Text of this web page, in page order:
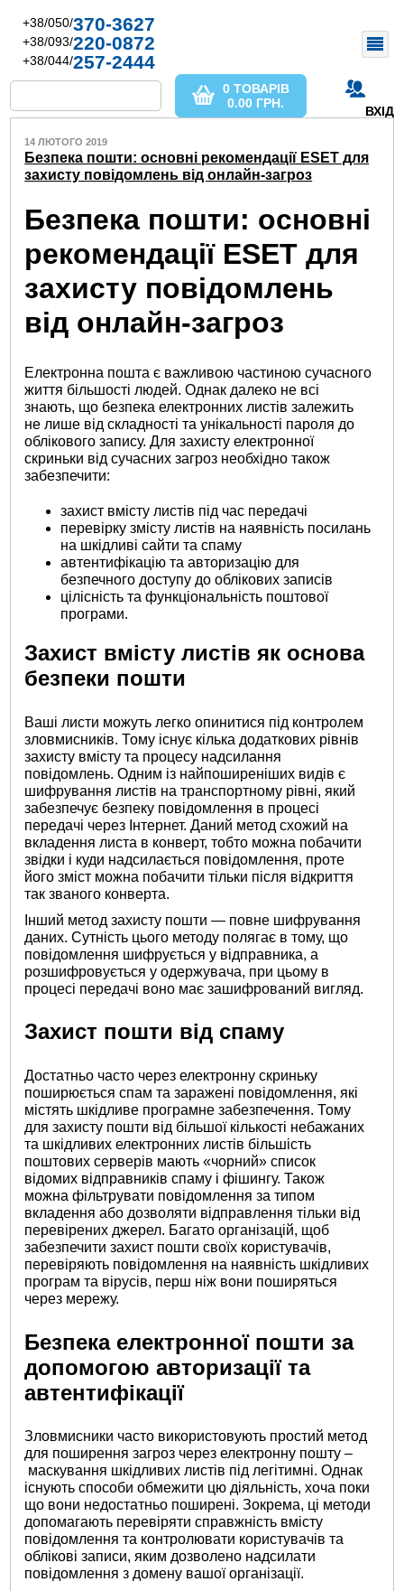
+38/050/370-3627
+38/093/220-0872
+38/044/257-2444
ВХІД
0 ТОВАРІВ
0.00 ГРН.
14 ЛЮТОГО 2019
Безпека пошти: основні рекомендації ESET для
захисту повідомлень від онлайн-загроз
Безпека пошти: основні
рекомендації ESET для
захисту повідомлень
від онлайн-загроз
Електронна пошта є важливою частиною сучасного
життя більшості людей. Однак далеко не всі
знають, що безпека електронних листів залежить
не лише від складності та унікальності пароля до
облікового запису. Для захисту електронної
скриньки від сучасних загроз необхідно також
забезпечити:
захист вмісту листів під час передачі
перевірку змісту листів на наявність посилань
на шкідливі сайти та спаму
автентифікацію та авторизацію для
безпечного доступу до облікових записів
цілісність та функціональність поштової
програми.
Захист вмісту листів як основа
безпеки пошти
Ваші листи можуть легко опинитися під контролем
зловмисників. Тому існує кілька додаткових рівнів
захисту вмісту та процесу надсилання
повідомлень. Одним із найпоширеніших видів є
шифрування листів на транспортному рівні, який
забезпечує безпеку повідомлення в процесі
передачі через Інтернет. Даний метод схожий на
вкладення листа в конверт, тобто можна побачити
звідки і куди надсилається повідомлення, проте
його зміст можна побачити тільки після відкриття
так званого конверта.
Інший метод захисту пошти — повне шифрування
даних. Сутність цього методу полягає в тому, що
повідомлення шифрується у відправника, а
розшифровується у одержувача, при цьому в
процесі передачі воно має зашифрований вигляд.
Захист пошти від спаму
Достатньо часто через електронну скриньку
поширюється спам та заражені повідомлення, які
містять шкідливе програмне забезпечення. Тому
для захисту пошти від більшої кількості небажаних
та шкідливих електронних листів більшість
поштових серверів мають «чорний» список
відомих відправників спаму і фішингу. Також
можна фільтрувати повідомлення за типом
вкладення або дозволяти відправлення тільки від
перевірених джерел. Багато організацій, щоб
забезпечити захист пошти своїх користувачів,
перевіряють повідомлення на наявність шкідливих
програм та вірусів, перш ніж вони поширяться
через мережу.
Безпека електронної пошти за
допомогою авторизації та
автентифікації
Зловмисники часто використовують простий метод
для поширення загроз через електронну пошту –
маскування шкідливих листів під легітимні. Однак
існують способи обмежити цю діяльність, хоча поки
що вони недостатньо поширені. Зокрема, ці методи
допомагають перевіряти справжність вмісту
повідомлення та контролювати користувачів та
облікові записи, яким дозволено надсилати
повідомлення з домену вашої організації.